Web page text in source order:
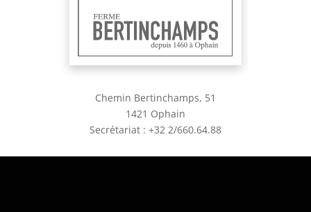
Chemin Bertinchamps, 51
1421 Ophain
Secrétariat : +32 2/660.64.88